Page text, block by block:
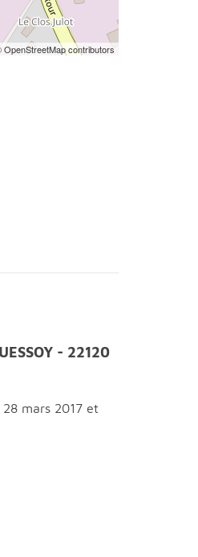
OpenStreetMapcontributors
- 22120
mars 2017 et